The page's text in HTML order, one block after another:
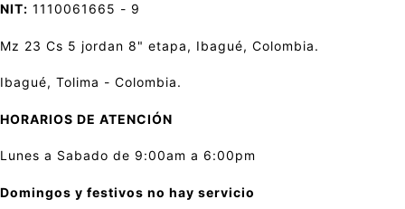
NIT: 1110061665 - 9
Mz 23 Cs 5 jordan 8" etapa, Ibagué, Colombia.
Ibagué, Tolima - Colombia.
HORARIOS DE ATENCIÓN
Lunes a Sabado de 9:00am a 6:00pm
Domingos y festivos no hay servicio